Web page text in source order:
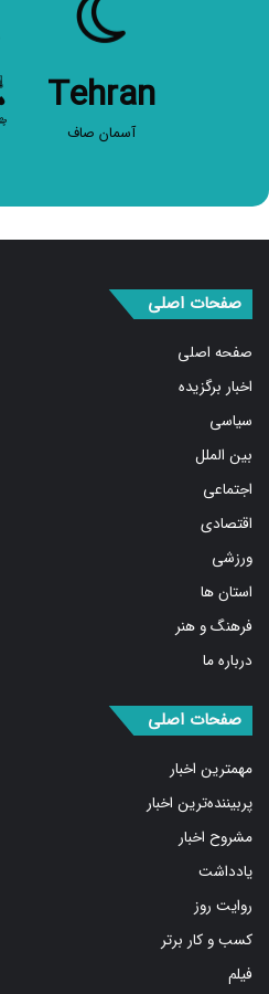
Tehran
صفحات اصلی
صفحه اصلی
اخبار برگزیده
سیاسی
بین الملل
اجتماعی
اقتصادی
ورزشی
استان ها
فرهنگ و هنر
درباره ما
صفحات اصلی
مهمترین اخبار
پربیننده‌ترین اخبار
مشروح اخبار
یادداشت
روایت روز
کسب و کار برتر